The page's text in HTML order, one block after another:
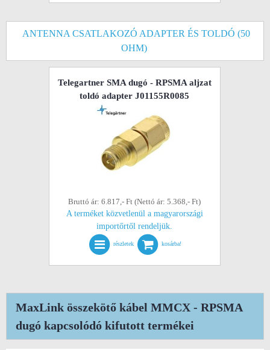
ANTENNA CSATLAKOZÓ ADAPTER ÉS TOLDÓ (50
OHM)
Telegartner SMA dugó - RPSMA aljzat
toldó adapter J01155R0085
Bruttó ár: 6.817,- Ft (Nettó ár: 5.368,- Ft)
A terméket közvetlenül a magyarországi
importőrtől rendeljük.
részletek kosárba!
MaxLink összekötő kábel MMCX - RPSMA
dugó kapcsolódó kifutott termékei